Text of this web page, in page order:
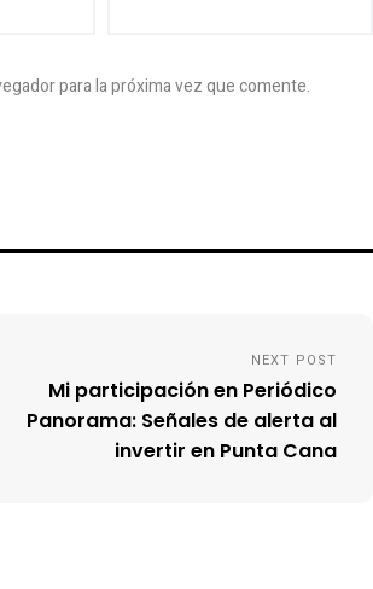
para la próxima vez que comente.
NEXT POST
Mi participación en Periódico
Panorama: Señales de alerta al
invertir en Punta Cana